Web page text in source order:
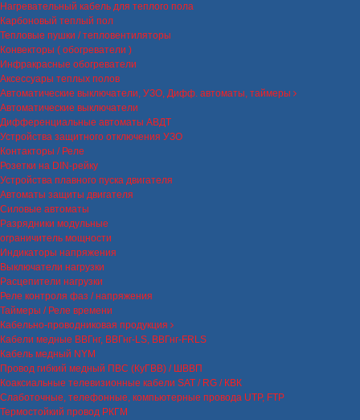
Нагревательный кабель для теплого пола
Карбоновый теплый пол
Тепловые пушки / тепловентиляторы
Конвекторы ( обогреватели )
Инфракрасные обогреватели
Аксессуары теплых полов
Автоматические выключатели, УЗО, Дифф. автоматы, таймеры
Автоматические выключатели
Дифференциальные автоматы АВДТ
Устройства защитного отключения УЗО
Контакторы / Реле
Розетки на DIN-рейку
Устройства плавного пуска двигателя
Автоматы защиты двигателя
Силовые автоматы
Разрядники модульные
ограничитель мощности
Индикаторы напряжения
Выключатели нагрузки
Расцепители нагрузки
Реле контроля фаз / напряжения
Таймеры / Реле времени
Кабельно-проводниковая продукция
Кабели медные ВВГнг, ВВГнг-LS, ВВГнг-FRLS
Кабель медный NYM
Провод гибкий медный ПВС (КуГВВ) / ШВВП
Коаксиальные телевизионные кабели SAT / RG / КВК
Слаботочные, телефонные, компьютерные провода UTP, FTP
Термостойкий провод РКГМ